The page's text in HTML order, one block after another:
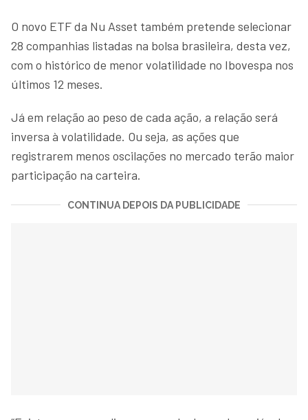
O novo ETF da Nu Asset também pretende selecionar
28 companhias listadas na bolsa brasileira, desta vez,
com o histórico de menor volatilidade no Ibovespa nos
últimos 12 meses.
Já em relação ao peso de cada ação, a relação será
inversa à volatilidade. Ou seja, as ações que
registrarem menos oscilações no mercado terão maior
participação na carteira.
CONTINUA DEPOIS DA PUBLICIDADE